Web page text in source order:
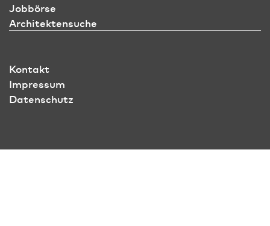
Jobbörse
Architektensuche
Kontakt
Impressum
Datenschutz